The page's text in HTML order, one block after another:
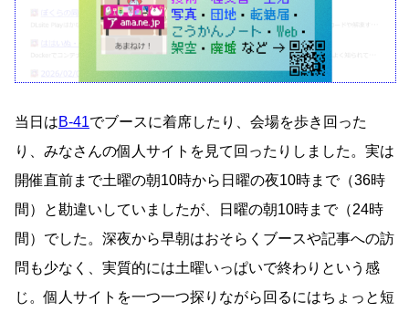
当日はB-41でブースに着席したり、会場を歩き回った
り、みなさんの個人サイトを見て回ったりしました。実は
開催直前まで土曜の朝10時から日曜の夜10時まで（36時
間）と勘違いしていましたが、日曜の朝10時まで（24時
間）でした。深夜から早朝はおそらくブースや記事への訪
問も少なく、実質的には土曜いっぱいで終わりという感
じ。個人サイトを一つ一つ探りながら回るにはちょっと短